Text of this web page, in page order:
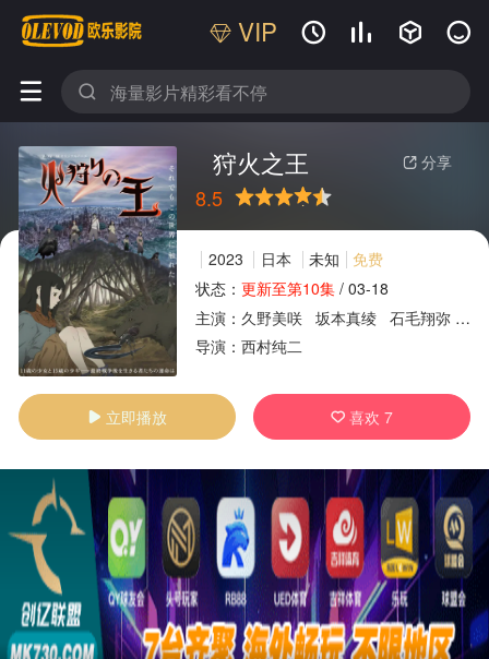
VIP    
 
 分享
狩火之王
8.5
很差较差还行推荐力荐
2023 日本 未知
免费
状态： 更新至第10集/ 03-18
主演： 久野美咲 坂本真绫 石毛翔弥 细
导演： 西村纯二
 立即播放  喜欢7
广告